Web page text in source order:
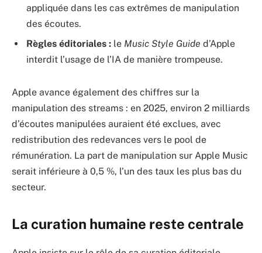
appliquée dans les cas extrêmes de manipulation
des écoutes.
Règles éditoriales : le Music Style Guide d’Apple
interdit l’usage de l’IA de manière trompeuse.
Apple avance également des chiffres sur la
manipulation des streams : en 2025, environ 2 milliards
d’écoutes manipulées auraient été exclues, avec
redistribution des redevances vers le pool de
rémunération. La part de manipulation sur Apple Music
serait inférieure à 0,5 %, l’un des taux les plus bas du
secteur.
La curation humaine reste centrale